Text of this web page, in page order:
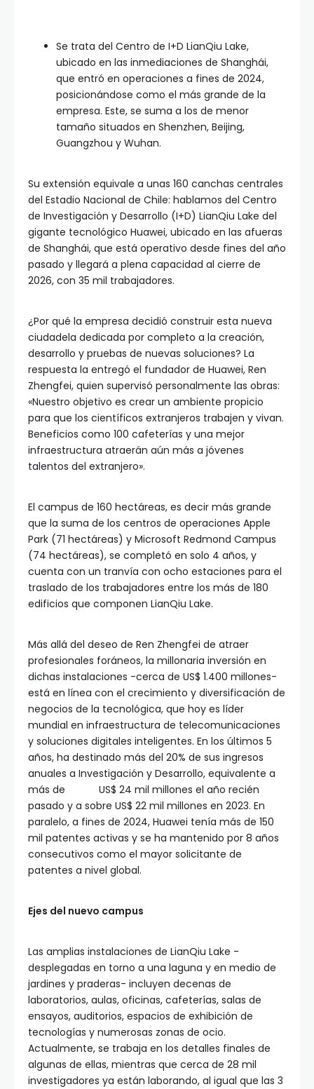
Se trata del Centro de I+D LianQiu Lake,
ubicado en las inmediaciones de Shanghái,
que entró en operaciones a fines de 2024,
posicionándose como el más grande de la
empresa. Este, se suma a los de menor
tamaño situados en Shenzhen, Beijing,
Guangzhou y Wuhan.
Su extensión equivale a unas 160 canchas centrales
del Estadio Nacional de Chile: hablamos del Centro
de Investigación y Desarrollo (I+D) LianQiu Lake del
gigante tecnológico Huawei, ubicado en las afueras
de Shanghái, que está operativo desde fines del año
pasado y llegará a plena capacidad al cierre de
2026, con 35 mil trabajadores.
¿Por qué la empresa decidió construir esta nueva
ciudadela dedicada por completo a la creación,
desarrollo y pruebas de nuevas soluciones? La
respuesta la entregó el fundador de Huawei, Ren
Zhengfei, quien supervisó personalmente las obras:
«Nuestro objetivo es crear un ambiente propicio
para que los científicos extranjeros trabajen y vivan.
Beneficios como 100 cafeterías y una mejor
infraestructura atraerán aún más a jóvenes
talentos del extranjero».
El campus de 160 hectáreas, es decir más grande
que la suma de los centros de operaciones Apple
Park (71 hectáreas) y Microsoft Redmond Campus
(74 hectáreas), se completó en solo 4 años, y
cuenta con un tranvía con ocho estaciones para el
traslado de los trabajadores entre los más de 180
edificios que componen LianQiu Lake.
Más allá del deseo de Ren Zhengfei de atraer
profesionales foráneos, la millonaria inversión en
dichas instalaciones -cerca de US$ 1.400 millones-
está en línea con el crecimiento y diversificación de
negocios de la tecnológica, que hoy es líder
mundial en infraestructura de telecomunicaciones
y soluciones digitales inteligentes. En los últimos 5
años, ha destinado más del 20% de sus ingresos
anuales a Investigación y Desarrollo, equivalente a
más de ​ ​ ​ ​ ​ ​ ​ ​ ​ ​ ​ US$ 24 mil millones el año recién
pasado y a sobre US$ 22 mil millones en 2023. En
paralelo, a fines de 2024, Huawei tenía más de 150
mil patentes activas y se ha mantenido por 8 años
consecutivos como el mayor solicitante de
patentes a nivel global.
Ejes del nuevo campus
Las amplias instalaciones de LianQiu Lake -
desplegadas en torno a una laguna y en medio de
jardines y praderas- incluyen decenas de
laboratorios, aulas, oficinas, cafeterías, salas de
ensayos, auditorios, espacios de exhibición de
tecnologías y numerosas zonas de ocio.
Actualmente, se trabaja en los detalles finales de
algunas de ellas, mientras que cerca de 28 mil
investigadores ya están laborando, al igual que las 3